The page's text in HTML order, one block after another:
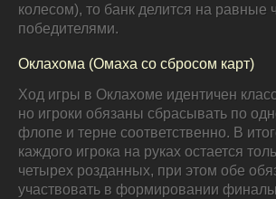
колесом), то банк делится на равные
победителями.
Оклахома (Омаха со сбросом карт)
Ход игры в Оклахоме идентичен
но игроки обязаны сбрасывать по
флопе и терне соответственно. В
каждого игрока на руках остается
четырех розданных, при этом обе
участвовать в формировании